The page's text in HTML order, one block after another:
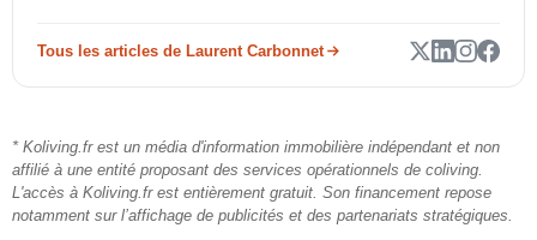
Tous les articles de Laurent Carbonnet
* Koliving.fr est un média d'information immobilière indépendant et non
affilié à une entité proposant des services opérationnels de coliving.
L'accès à Koliving.fr est entièrement gratuit. Son financement repose
notamment sur l’affichage de publicités et des partenariats stratégiques.